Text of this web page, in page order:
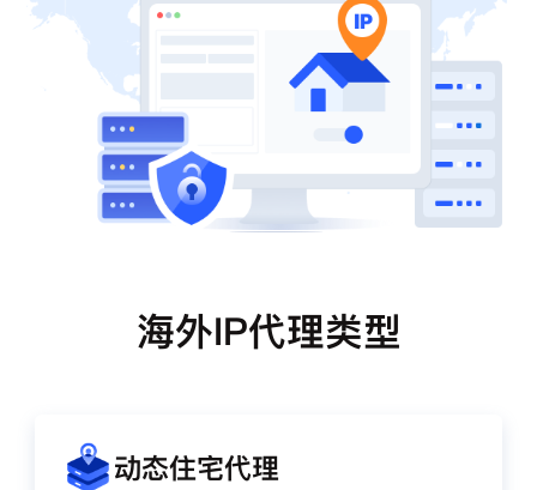
海外IP代理类型
动态住宅代理